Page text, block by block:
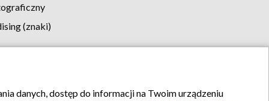
(znaki)
Kontakt
danych, dostęp do informacji na Twoim urządzeniu